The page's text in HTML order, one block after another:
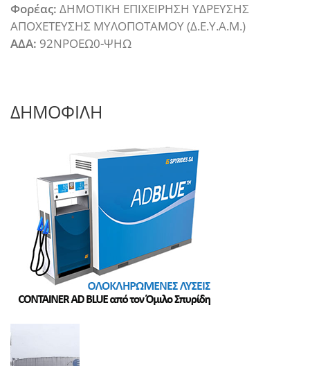
Φορέας: ΔΗΜΟΤΙΚΗ ΕΠΙΧΕΙΡΗΣΗ ΥΔΡΕΥΣΗΣ
ΑΠΟΧΕΤΕΥΣΗΣ ΜΥΛΟΠΟΤΑΜΟΥ (Δ.Ε.Υ.Α.Μ.)
ΑΔΑ: 92ΝΡΟΕΩ0-ΨΗΩ
ΔΗΜΟΦΙΛΗ